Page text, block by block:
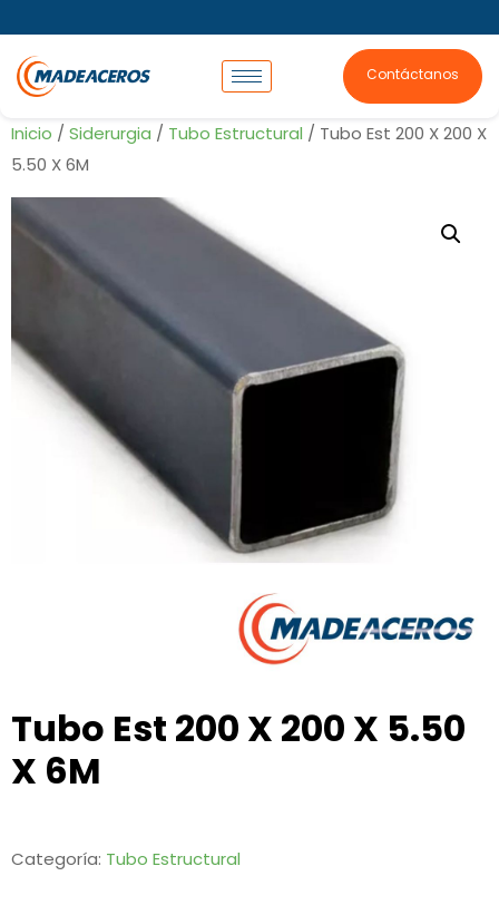
Contáctanos
Inicio / Siderurgia / Tubo Estructural / Tubo Est 200 X 200 X
5.50 X 6M
Tubo Est 200 X 200 X 5.50
X 6M
Categoría: Tubo Estructural